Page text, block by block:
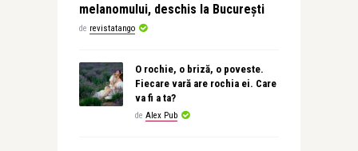
melanomului, deschis la București
de revistatango
O rochie, o briză, o poveste.
Fiecare vară are rochia ei. Care
va fi a ta?
de Alex Pub